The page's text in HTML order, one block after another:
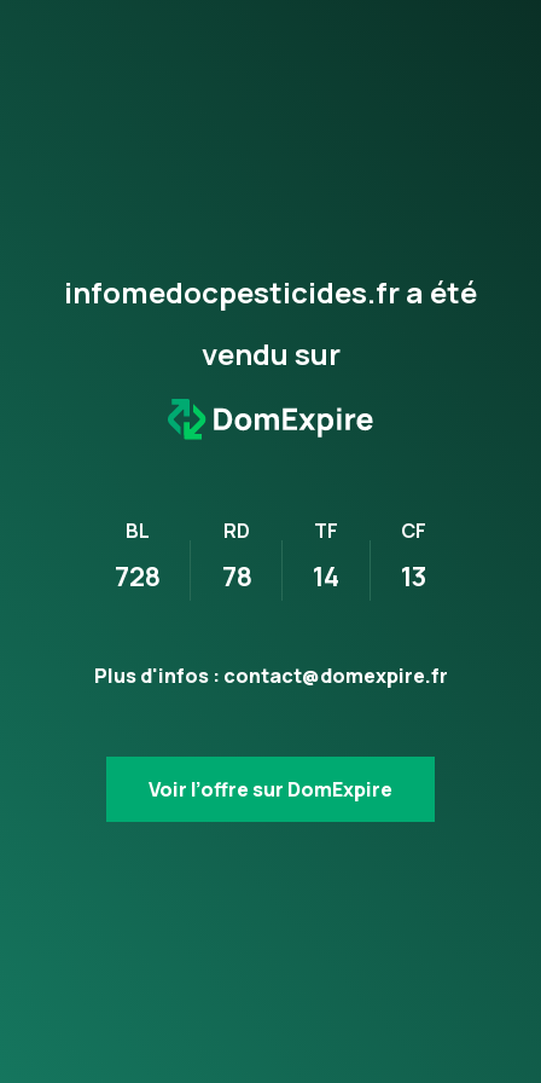
infomedocpesticides.fr a été
vendu sur
BL
728
RD
78
TF
14
CF
13
Plus d'infos : contact@domexpire.fr
Voir l’offre sur DomExpire